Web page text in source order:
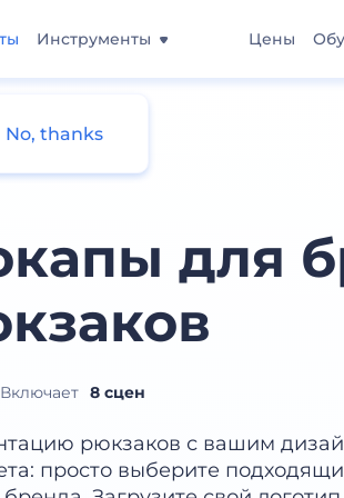
Инструменты Цены
для
Включает 8 сцен
рюкзаков с вашим
просто выберите
No, thanks